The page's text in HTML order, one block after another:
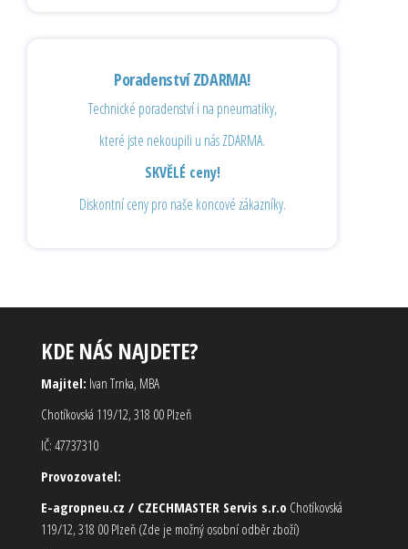
Poradenství ZDARMA!
Technické poradenství i na pneumatiky,
které jste nekoupili u nás ZDARMA.
SKVĚLÉ ceny!
Diskontní ceny pro naše koncové zákazníky.
KDE NÁS NAJDETE?
Majitel: Ivan Trnka, MBA
Chotíkovská 119/12, 318 00 Plzeň
IČ: 47737310
Provozovatel:
E-agropneu.cz / CZECHMASTER Servis s.r.o Chotíkovská
119/12, 318 00 Plzeň (Zde je možný osobní odběr zboží)